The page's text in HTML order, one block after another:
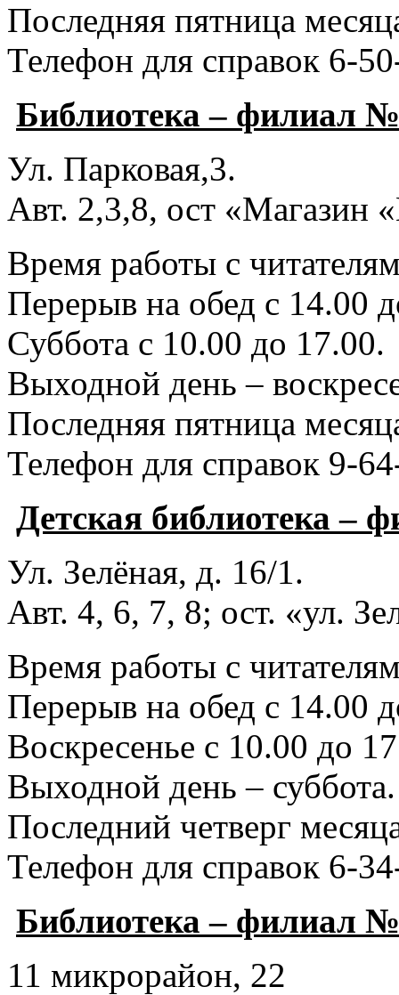
Последняя пятница
Телефон для справок 6-
Библиотека – филиал
Ул. Парковая,3.
Авт. 2,3,8, ост «Магазин
Время работы с
Перерыв на обед с 14.00
Суббота с 10.00 до 17.00.
Выходной день –
Последняя пятница
Телефон для справок 9-
Детская библиотека –
Ул. Зелёная, д. 16/1.
Авт. 4, 6, 7, 8; ост. «ул.
Время работы с
Перерыв на обед с 14.00
Воскресенье с 10.00 до
Выходной день – суббота.
Последний четверг
Телефон для справок 6-
Библиотека – филиал
11 микрорайон, 22